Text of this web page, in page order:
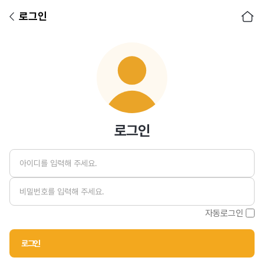
로그인
로그인
아이디
비밀번호
자동로그인